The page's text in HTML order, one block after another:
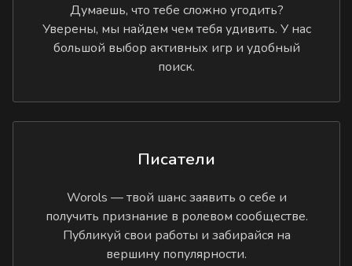
Думаешь, что тебе сложно угодить?
Уверены, мы найдем чем тебя удивить. У нас
большой выбор активных игр и удобный
поиск.
Писатели
Worols — твой шанс заявить о себе и
получить признание в ролевом сообществе.
Публикуй свои работы и забирайся на
вершину популярности.